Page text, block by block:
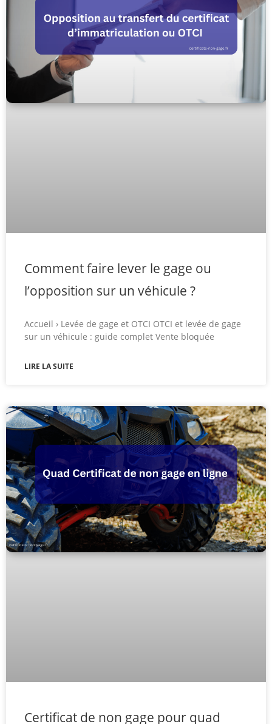
Comment faire lever le gage ou
l’opposition sur un véhicule ?
Accueil › Levée de gage et OTCI OTCI et levée de gage
sur un véhicule : guide complet Vente bloquée
LIRE LA SUITE
Certificat de non gage pour quad